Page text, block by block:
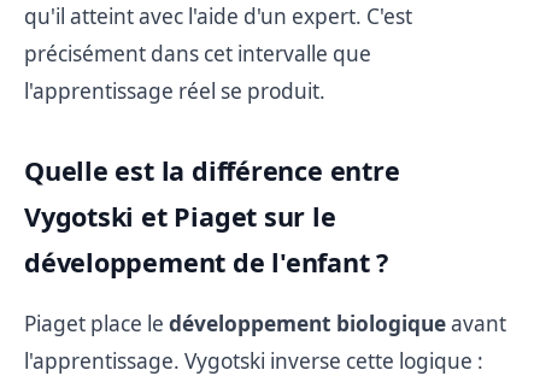
qu'il atteint avec l'aide d'un expert. C'est
précisément dans cet intervalle que
l'apprentissage réel se produit.
Quelle est la différence entre
Vygotski et Piaget sur le
développement de l'enfant ?
Piaget place le développement biologiqueavant
l'apprentissage. Vygotski inverse cette logique :